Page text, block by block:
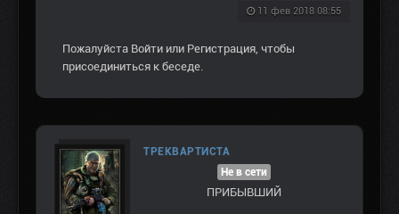
11 фев 2018 08:55
Пожалуйста Войти или Регистрация, чтобы
присоединиться к беседе.
ТРЕКВАРТИСТА
Не в сети
ПРИБЫВШИЙ